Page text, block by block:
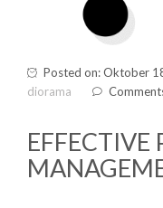
Posted on: Oktober
diorama
EFFECTIVE